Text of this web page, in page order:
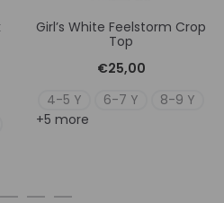
Girl’s White Feelstorm Crop
Top
€25,00
4-5 Y
6-7 Y
8-9 Y
+5 more